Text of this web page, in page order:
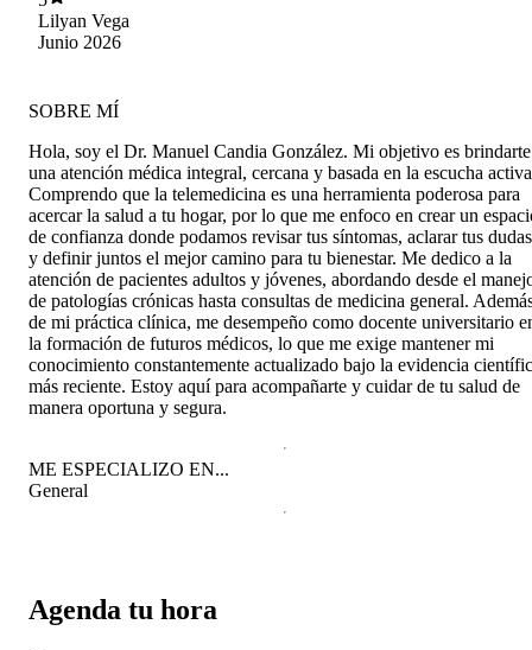
necesario para escuchar al paciente y
comprender sus afecciones sin apuros. Lo que
más destaco es que no solo se enfocó en mi
estado de salud general, haciendo un fuerte
énfasis en la medicina preventiva. Muy
recomendado por su calidad humana y visión
integral.
Lilyan Vega
Junio 2026
Agenda tu hora
SOBRE MÍ
Hola, soy el Dr. Manuel Candia González. Mi objetivo es brindarte
una atención médica integral, cercana y basada en la escucha
Comprendo que la telemedicina es una herramienta poderosa para
acercar la salud a tu hogar, por lo que me enfoco en crear un
de confianza donde podamos revisar tus síntomas, aclarar tus dudas
y definir juntos el mejor camino para tu bienestar. Me dedico a la
atención de pacientes adultos y jóvenes, abordando desde el
de patologías crónicas hasta consultas de medicina general.
de mi práctica clínica, me desempeño como docente universitario
la formación de futuros médicos, lo que me exige mantener mi
conocimiento constantemente actualizado bajo la evidencia
más reciente. Estoy aquí para acompañarte y cuidar de tu salud de
manera oportuna y segura.
ME ESPECIALIZO EN...
General